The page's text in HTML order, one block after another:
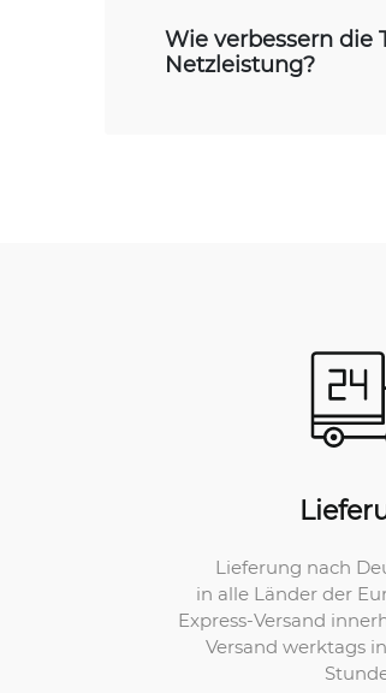
Wie verbessern die
Netzleistung?
Lieferung nach
in alle Länder der
Express-Versand
Versand werktags